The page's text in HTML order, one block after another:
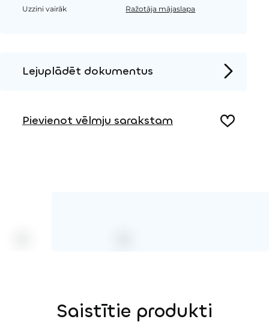
Uzzini vairāk
Ražotāja mājaslapa
Lejuplādēt dokumentus
Pievienot vēlmju sarakstam
Saistītie produkti